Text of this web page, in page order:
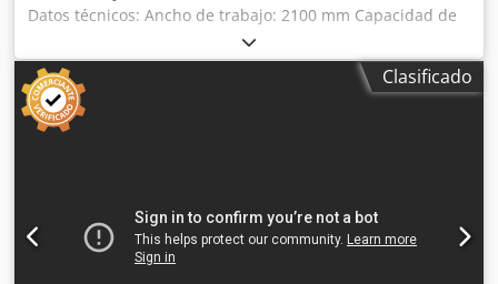
Datos técnicos: Ancho de trabajo: 2100 mm Capacidad de
curvado: 28,0 mm Pre-curvado: 22,0 mm Control CNC
Diámetro del rodillo superior: 350 mm Diámetro del rodillo
intermedio: 330 mm Diámetro de los rodillos laterales: 240
mm Rodillos templados Sistema de curvado cónico
mediante la inclinación de los dos rodillos laterales Panel
aproximadamente 14,5 toneladas Dedpfsx Dtt Aex Apdewa
El vendedor no se hace responsable de errores de
escritura o de transmisión de datos. El estado de la
Clasificado